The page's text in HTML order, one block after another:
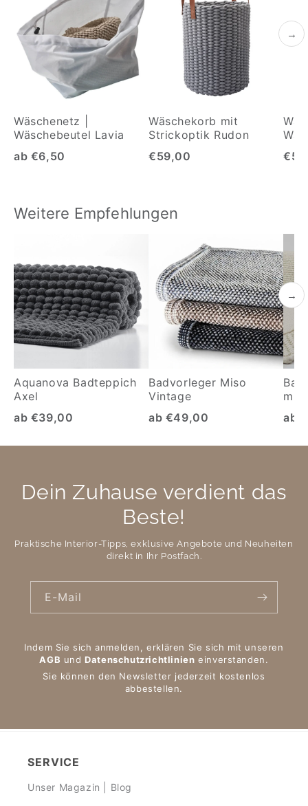
Wäschenetz |
Wäschebeutel Lavia
ab €6,50
Wäschekorb mit
Strickoptik Rudon
€59,00
→
Weitere Empfehlungen
Aquanova Badteppich
Axel
ab €39,00
Badvorleger Miso
Vintage
ab €49,00
mit
ab
→
Dein Zuhause verdient das
Beste!
Praktische Interior-Tipps, exklusive Angebote und Neuheiten
direkt in Ihr Postfach.
E-Mail
Indem Sie sich anmelden, erklären Sie sich mit unseren
AGB undDatenschutzrichtlinien einverstanden.
Sie können den Newsletter jederzeit kostenlos
abbestellen.
SERVICE
Unser Magazin | Blog